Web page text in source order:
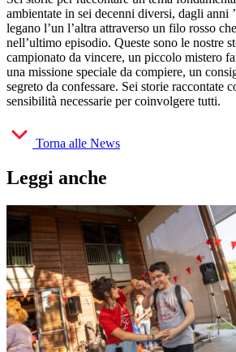
ambientate in sei decenni diversi, dagli anni
legano l’un l’altra attraverso un filo rosso
nell’ultimo episodio. Queste sono le nostre
campionato da vincere, un piccolo mistero
una missione speciale da compiere, un
segreto da confessare. Sei storie raccontate
sensibilità necessarie per coinvolgere tutti.
Torna alle News
Leggi anche